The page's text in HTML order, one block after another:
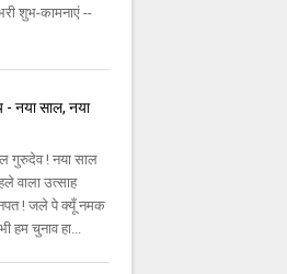
शुभ-कामनाएं --
- नया साल, नया
गुरुदेव ! नया साल
वाला उत्साह
! जले पे क्यूँ नमक
हम चुनाव हा...